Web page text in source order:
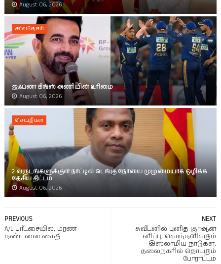
August 06, 2026
சர்வதேசம்
ஜஃப்னா கிங்ஸ் அணியின் உரிமை
August 06, 2026
செய்திகள்
2 வருடங்களுக்குள் நாட்டில் டெங்கு நோயை முழுமையாக ஒழிக்க
தேசிய திட்டம்
August 06, 2026
NEXT
சுவீடனில் புனித குர்ஆன்
எரிப்பு, கொந்தளிக்கும்
இஸ்லாமிய நாடுகள்,
தலைநகரில் தொடரும்
போராட்டம்
PREVIOUS
A/L பரீட்சையில், மரண
தண்டனை கைதி